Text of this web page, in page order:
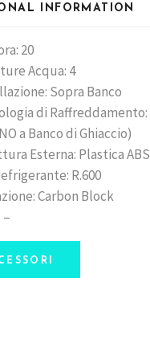
INFORMATION
20
Acqua: 4
Sopra Banco
di Raffreddamento:
a Banco di Ghiaccio)
Esterna: Plastica ABS
R.600
Carbon Block
–